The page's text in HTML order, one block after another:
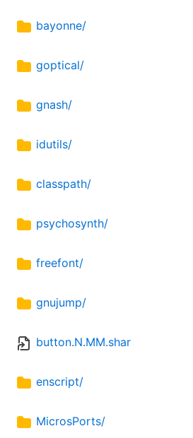
bayonne/
goptical/
gnash/
idutils/
classpath/
psychosynth/
freefont/
gnujump/
button.N.MM.shar
enscript/
MicrosPorts/